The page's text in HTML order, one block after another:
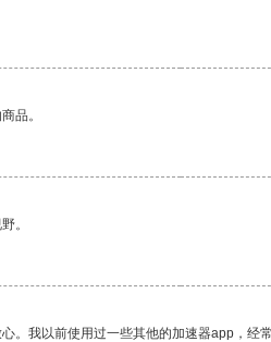
品。
。
。我以前使用过一些其他的加速器app，经